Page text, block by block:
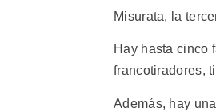
Misurata, la
Hay hasta cinco
francotiradores,
Además, hay